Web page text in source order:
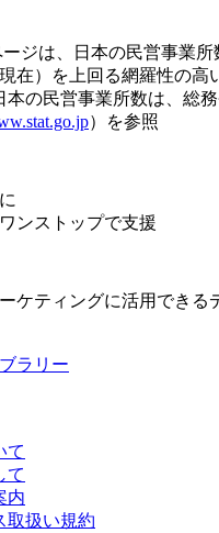
ジは、日本の民営事業所
在）を上回る網羅性の高
本の民営事業所数は、総
）を参照
ンストップで支援
ケティングに活用できる
て
て
内
取扱い規約